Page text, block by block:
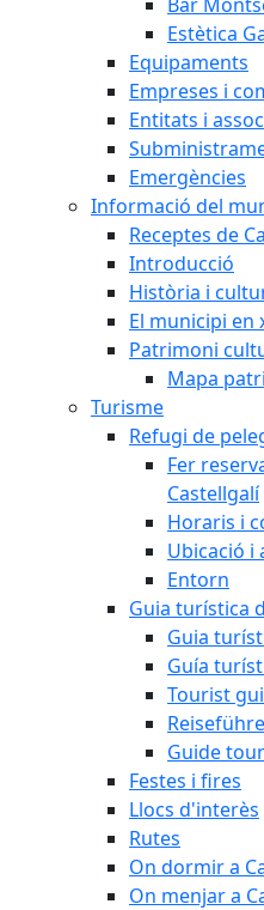
Estètica
Equipaments
Empreses i
Entitats i
Emergències
Informació del
Receptes de
Introducció
Història i
El municipi en
Patrimoni
Mapa
Turisme
Refugi de
Fer
Castellgalí
Horaris i
Ubicació i
Entorn
Guia turística
Guia
Guía
Tourist
Guide
Festes i fires
Llocs d'interès
Rutes
On dormir a
On menjar a